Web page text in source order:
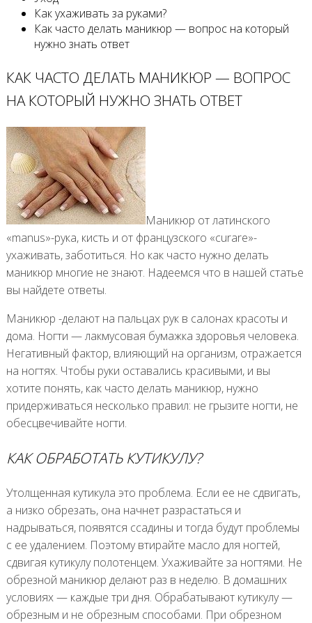
Как ухаживать за руками?
Как часто делать маникюр — вопрос на который
нужно знать ответ
КАК ЧАСТО ДЕЛАТЬ МАНИКЮР — ВОПРОС
НА КОТОРЫЙ НУЖНО ЗНАТЬ ОТВЕТ
Маникюр от латинского
«manus»-рука, кисть и от французского «curare»-
ухаживать, заботиться. Но как часто нужно делать
маникюр многие не знают. Надеемся что в нашей статье
вы найдете ответы.
Маникюр -делают на пальцах рук в салонах красоты и
дома. Ногти — лакмусовая бумажка здоровья человека.
Негативный фактор, влияющий на организм, отражается
на ногтях. Чтобы руки оставались красивыми, и вы
хотите понять, как часто делать маникюр, нужно
придерживаться несколько правил: не грызите ногти, не
обесцвечивайте ногти.
КАК ОБРАБОТАТЬ КУТИКУЛУ?
Утолщенная кутикула это проблема. Если ее не сдвигать,
а низко обрезать, она начнет разрастаться и
надрываться, появятся ссадины и тогда будут проблемы
с ее удалением. Поэтому втирайте масло для ногтей,
сдвигая кутикулу полотенцем. Ухаживайте за ногтями. Не
обрезной маникюр делают раз в неделю. В домашних
условиях — каждые три дня. Обрабатывают кутикулу —
обрезным и не обрезным способами. При обрезном